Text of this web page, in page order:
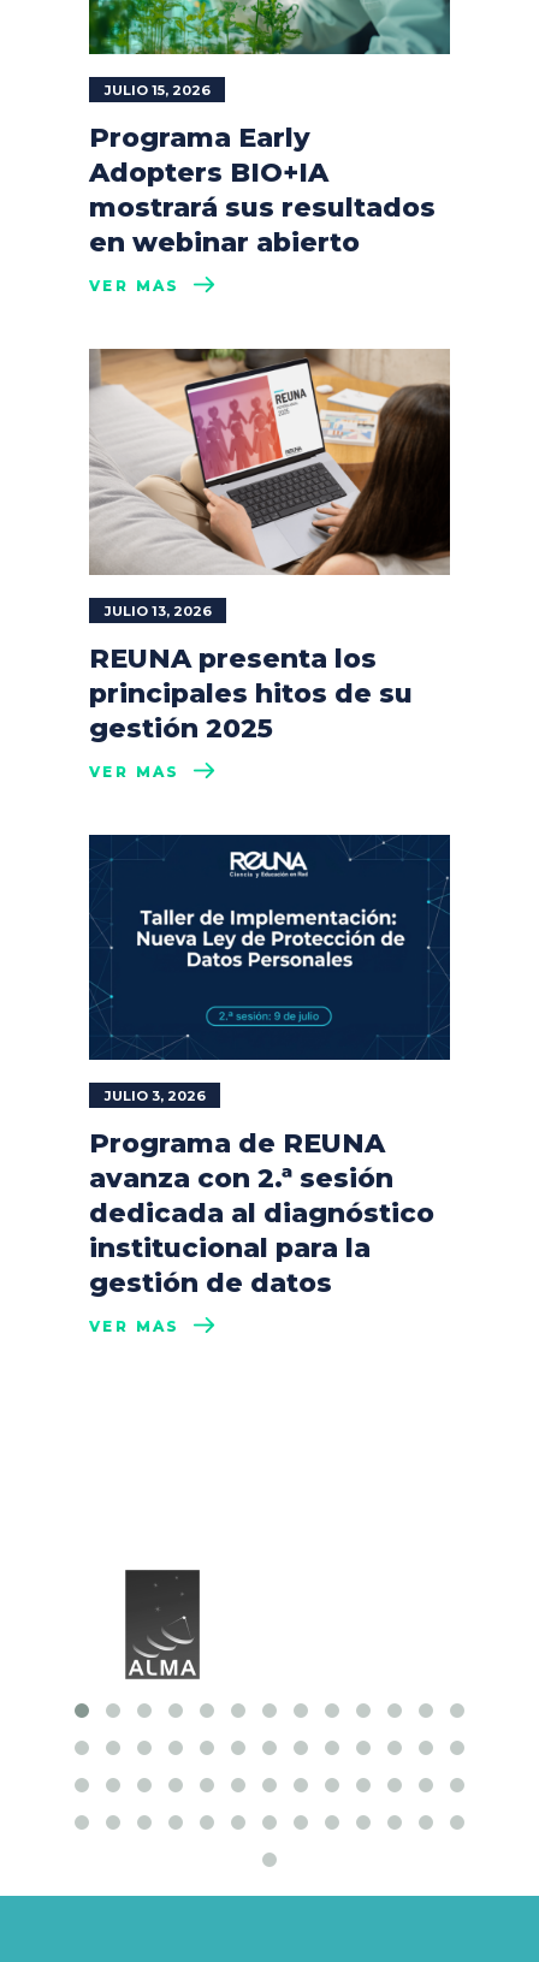
JULIO 15, 2026
Programa Early
Adopters BIO+IA
mostrará sus resultados
en webinar abierto
VER MÁS
JULIO 13, 2026
REUNA presenta los
principales hitos de su
gestión 2025
VER MÁS
JULIO 3, 2026
Programa de REUNA
avanza con 2.ª sesión
dedicada al diagnóstico
institucional para la
gestión de datos
VER MÁS